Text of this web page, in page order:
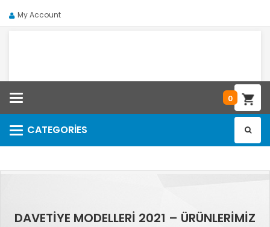
My Account
0
CATEGORIES
Categories
DAVETIYE MODELLERI 2021 – ÜRÜNLERIMIZ